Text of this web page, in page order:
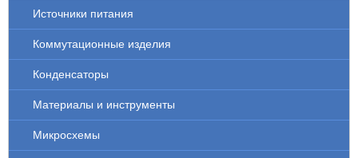
Источники питания
Коммутационные изделия
Конденсаторы
Материалы и инструменты
Микросхемы